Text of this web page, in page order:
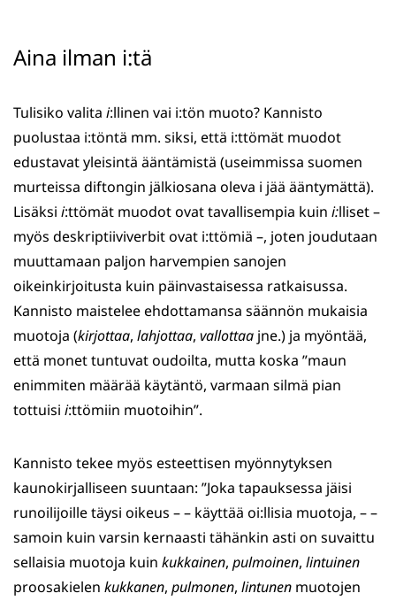
Aina ilman i:tä
Tulisiko valita i:llinen vai i:tön muoto? Kannisto
puolustaa i:töntä mm. siksi, että i:ttömät muodot
edustavat yleisintä ääntämistä (useimmissa suomen
murteissa diftongin jälkiosana oleva i jää ääntymättä).
Lisäksi i:ttömät muodot ovat tavallisempia kuin i:lliset –
myös deskriptiiviverbit ovat i:ttömiä –, joten joudutaan
muuttamaan paljon harvempien sanojen
oikeinkirjoitusta kuin päinvastaisessa ratkaisussa.
Kannisto maistelee ehdottamansa säännön mukaisia
muotoja (kirjottaa, lahjottaa, vallottaa jne.) ja myöntää,
että monet tuntuvat oudoilta, mutta koska ”maun
enimmiten määrää käytäntö, varmaan silmä pian
tottuisi i:ttömiin muotoihin”.
Kannisto tekee myös esteettisen myönnytyksen
kaunokirjalliseen suuntaan: ”Joka tapauksessa jäisi
runoilijoille täysi oikeus – – käyttää oi:llisia muotoja, – –
samoin kuin varsin kernaasti tähänkin asti on suvaittu
sellaisia muotoja kuin kukkainen, pulmoinen, lintuinen
proosakielen kukkanen, pulmonen, lintunen muotojen